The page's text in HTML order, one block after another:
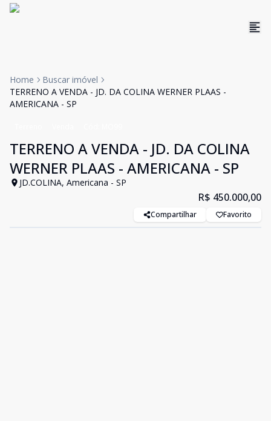
Home
Buscar imóvel
TERRENO A VENDA - JD. DA COLINA WERNER PLAAS -
AMERICANA - SP
TERRENO A VENDA - JD. DA COLINA
WERNER PLAAS - AMERICANA - SP
JD.COLINA, Americana - SP
R$ 450.000,00
Compartilhar Favorito